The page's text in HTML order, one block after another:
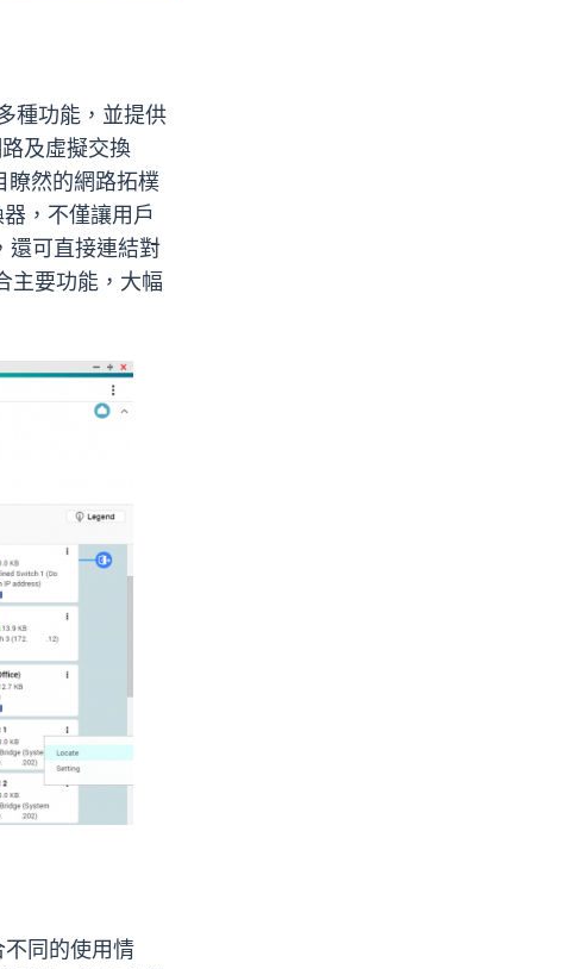
種功能，並提供
及虛擬交換
然的網路拓樸
，不僅讓用戶
還可直接連結對
主要功能，大幅
同的使用情